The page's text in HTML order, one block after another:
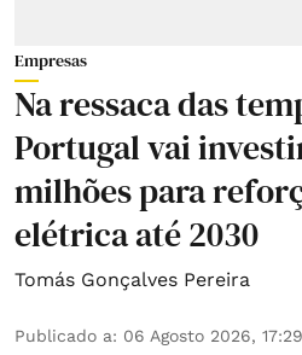
Empresas
Na ressaca das
Portugal vai
milhões para
elétrica até 2030
Tomás Gonçalves Pereira
Publicado a: 06 Agosto 2026, 17:29